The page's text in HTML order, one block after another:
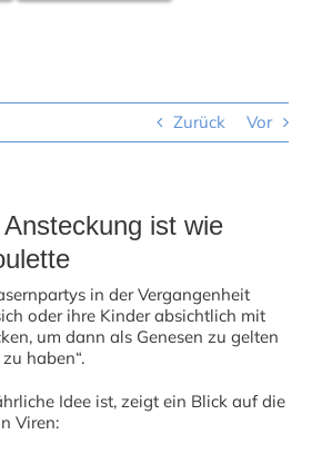
Zurück Vor
ist wie
in der Vergangenheit
oder ihre Kinder absichtlich mit
um dann als Genesen zu gelten
haben“.
Idee ist, zeigt ein Blick auf die
Viren: